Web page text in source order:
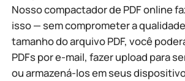
Nosso compactador de PDF online
isso — sem comprometer a
tamanho do arquivo PDF, você
PDFs por e-mail, fazer upload para
ou armazená-los em seus